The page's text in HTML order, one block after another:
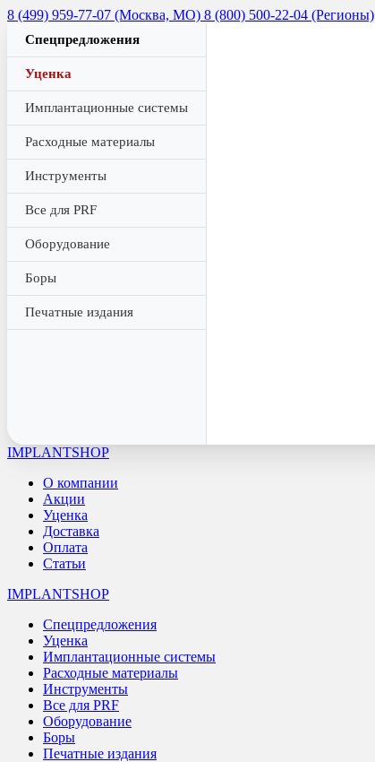
8 (499) 959-77-07 (Москва, МО) 8 (800) 500-22-04 (Регионы)
Спецпредложения
Уценка
Имплантационные системы
Расходные материалы
Инструменты
Все для PRF
Оборудование
Боры
Печатные издания
IMPLANTSHOP
О компании
Акции
Уценка
Доставка
Оплата
Статьи
IMPLANTSHOP
Спецпредложения
Уценка
Имплантационные системы
Расходные материалы
Инструменты
Все для PRF
Оборудование
Боры
Печатные издания